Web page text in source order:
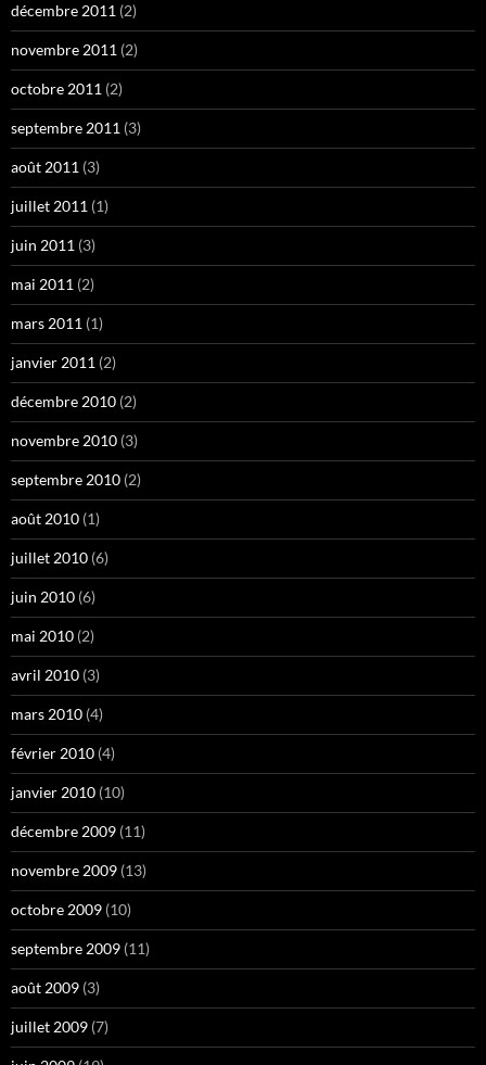
décembre 2011 (2)
novembre 2011 (2)
octobre 2011 (2)
septembre 2011 (3)
août 2011 (3)
juillet 2011 (1)
juin 2011 (3)
mai 2011 (2)
mars 2011 (1)
janvier 2011 (2)
décembre 2010 (2)
novembre 2010 (3)
septembre 2010 (2)
août 2010 (1)
juillet 2010 (6)
juin 2010 (6)
mai 2010 (2)
avril 2010 (3)
mars 2010 (4)
février 2010 (4)
janvier 2010 (10)
décembre 2009 (11)
novembre 2009 (13)
octobre 2009 (10)
septembre 2009 (11)
août 2009 (3)
juillet 2009 (7)